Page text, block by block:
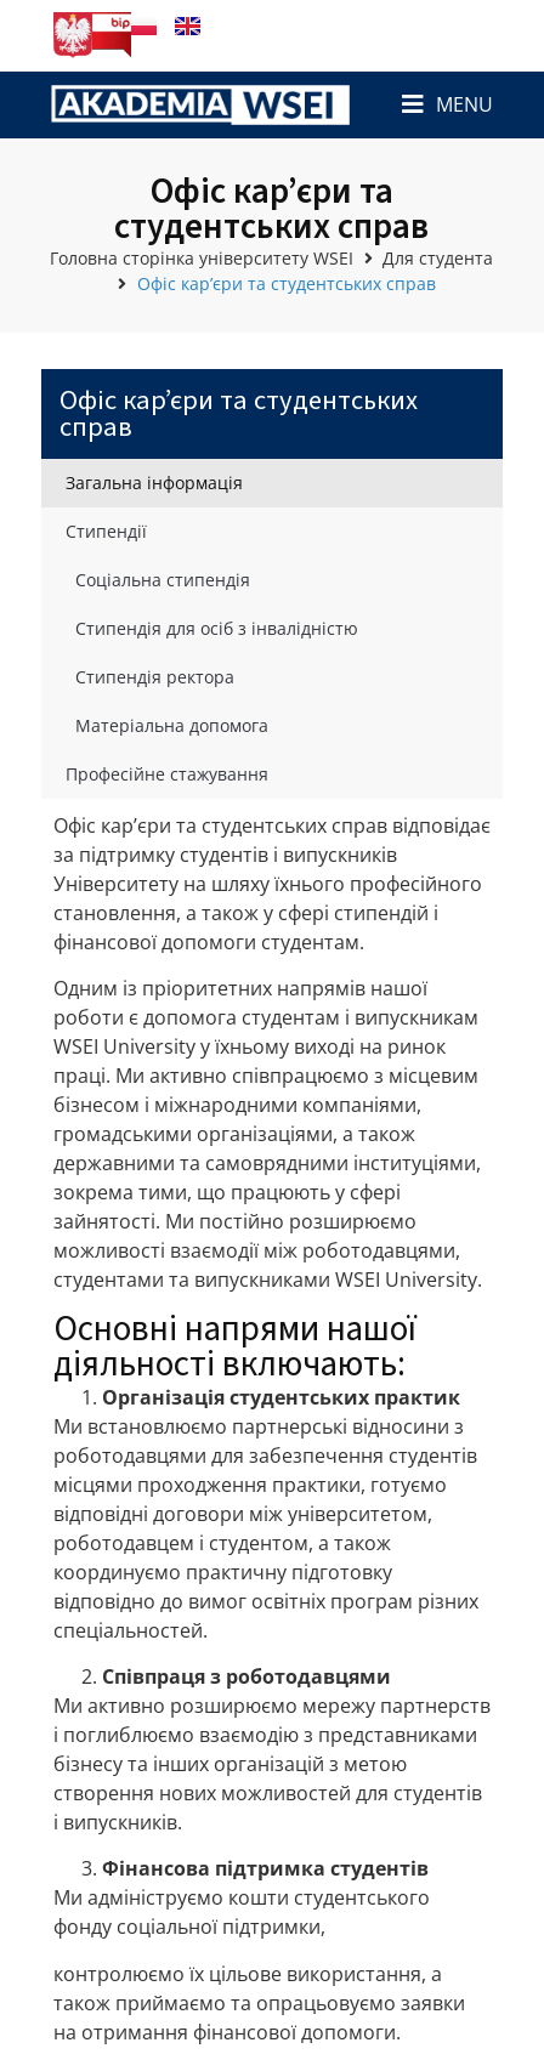
MENU
Офіс кар’єри та
студентських справ
Головна сторінка університету WSEI
Для студента
Офіс кар’єри та студентських справ
Офіс кар’єри та студентських
справ
Загальна інформація
Стипендії
Соціальна стипендія
Стипендія для осіб з інвалідністю
Стипендія ректора
Матеріальна допомога
Професійне стажування
Офіс кар’єри та студентських справ відповідає
за підтримку студентів і випускників
Університету на шляху їхнього професійного
становлення, а також у сфері стипендій і
фінансової допомоги студентам.
Одним із пріоритетних напрямів нашої
роботи є допомога студентам і випускникам
WSEI University у їхньому виході на ринок
праці. Ми активно співпрацюємо з місцевим
бізнесом і міжнародними компаніями,
громадськими організаціями, а також
державними та самоврядними інституціями,
зокрема тими, що працюють у сфері
зайнятості. Ми постійно розширюємо
можливості взаємодії між роботодавцями,
студентами та випускниками WSEI University.
Основні напрями нашої
діяльності включають:
Організація студентських практик
Ми встановлюємо партнерські відносини з
роботодавцями для забезпечення студентів
місцями проходження практики, готуємо
відповідні договори між університетом,
роботодавцем і студентом, а також
координуємо практичну підготовку
відповідно до вимог освітніх програм різних
спеціальностей.
Співпраця з роботодавцями
Ми активно розширюємо мережу партнерств
і поглиблюємо взаємодію з представниками
бізнесу та інших організацій з метою
створення нових можливостей для студентів
і випускників.
Фінансова підтримка студентів
Ми адмініструємо кошти студентського
фонду соціальної підтримки,
контролюємо їх цільове використання, а
також приймаємо та опрацьовуємо заявки
на отримання фінансової допомоги.